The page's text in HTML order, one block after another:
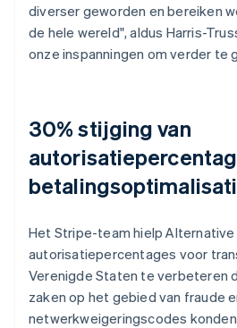
diverser geworden en bereiken
de hele wereld", aldus Harris-
onze inspanningen om verder te
30% stijging van
Het Stripe-team hielp Alternative
autorisatiepercentages voor
Verenigde Staten te verbeteren
zaken op het gebied van fraude
netwerkweigeringscodes